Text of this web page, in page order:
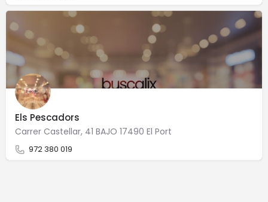
Els Pescadors
Carrer Castellar, 41 BAJO 17490 El Port
972 380 019